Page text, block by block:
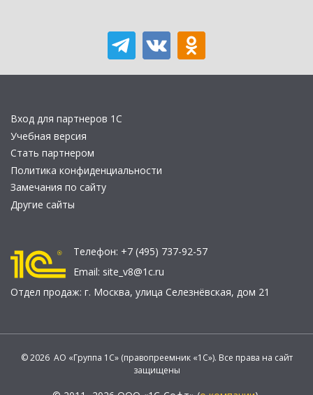
Вход для партнеров 1С
Учебная версия
Стать партнером
Политика конфиденциальности
Замечания по сайту
Другие сайты
Телефон: +7 (495) 737-92-57
Email: site_v8@1c.ru
Отдел продаж: г. Москва, улица Селезнёвская, дом 21
© 2026 АО «Группа 1С» (правопреемник «1С»). Все права на сайт
защищены